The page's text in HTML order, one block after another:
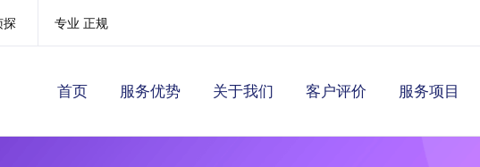
探 专业 正规
首页 服务优势 关于我们 客户评价 服务项目